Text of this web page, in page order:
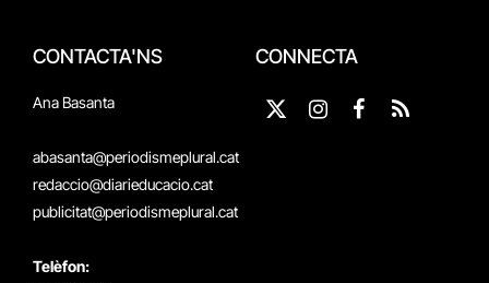
CONTACTA'NS
Ana Basanta
abasanta@periodismeplural.cat
redaccio@diarieducacio.cat
publicitat@periodismeplural.cat
Telèfon:
CONNECTA
X
Instagram
Facebook
RSS